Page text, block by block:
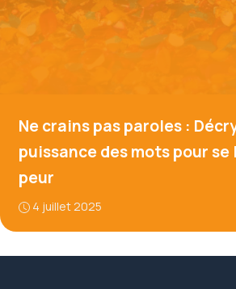
Ne crains pas paroles :
puissance des mots pour
peur
4 juillet 2025